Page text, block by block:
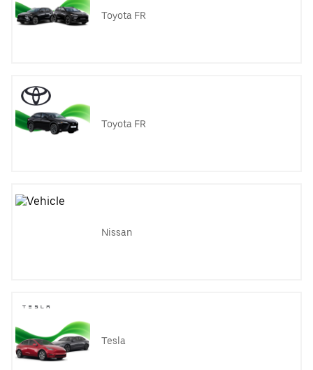
Toyota FR
Toyota FR
Nissan
Tesla